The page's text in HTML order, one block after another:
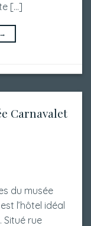
[…]
→
Carnavalet
du musée
l’hôtel idéal
Situé rue